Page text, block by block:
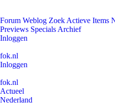
Forum Weblog Zoek Actieve Items
Previews Specials Archief
Inloggen
fok.nl
Inloggen
fok.nl
Actueel
Nederland